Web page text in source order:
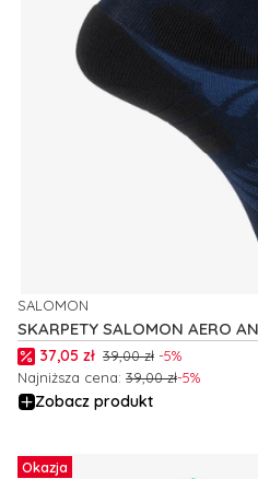
SKARPETY SALOMON AERO
PRODUCENT
SALOMON
Cena promocyjna
37,05 zł 39,00 zł -5%
Najniższa cena: 39,00 zł-5%
Zobacz produkt
Okazja